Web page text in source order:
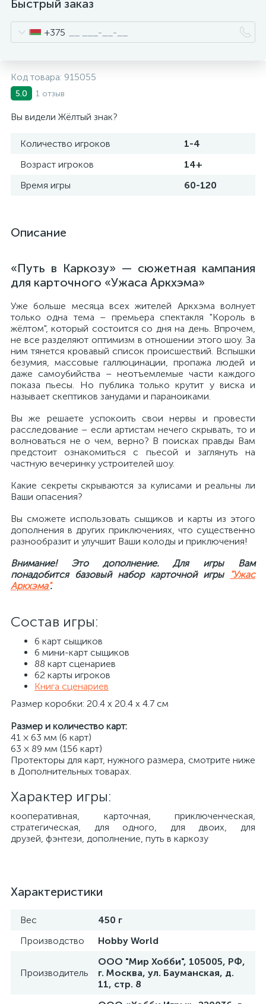
Быстрый заказ
+375
Код товара: 915055
5.0 1 отзыв
Вы видели Жёлтый знак?
Количество игроков
1-4
Возраст игроков
14+
Время игры
60-120
Описание
«Путь в Каркозу» — сюжетная кампания
для карточного «Ужаса Аркхэма»
Уже больше месяца всех жителей Аркхэма волнует
только одна тема – премьера спектакля "Король в
жёлтом", который состоится со дня на день. Впрочем,
не все разделяют оптимизм в отношении этого шоу. За
ним тянется кровавый список происшествий. Вспышки
безумия, массовые галлюцинации, пропажа людей и
даже самоубийства – неотъемлемые части каждого
показа пьесы. Но публика только крутит у виска и
называет скептиков занудами и параноиками.
Вы же решаете успокоить свои нервы и провести
расследование – если артистам нечего скрывать, то и
волноваться не о чем, верно? В поисках правды Вам
предстоит ознакомиться с пьесой и заглянуть на
частную вечеринку устроителей шоу.
Какие секреты скрываются за кулисами и реальны ли
Ваши опасения?
Вы сможете использовать сыщиков и карты из этого
дополнения в других приключениях, что существенно
разнообразит и улучшит Ваши колоды и приключения!
Внимание! Это дополнение. Для игры Вам
понадобится базовый набор карточной игры
"Ужас
Аркхэма".
Состав игры:
6 карт сыщиков
6 мини-карт сыщиков
88 карт сценариев
62 карты игроков
Книга сценариев
Размер коробки: 20.4 x 20.4 x 4.7 см
Размер и количество карт:
41 × 63 мм (6 карт)
63 × 89 мм (156 карт)
Протекторы для карт, нужного размера, смотрите ниже
в Дополнительных товарах.
Характер игры:
​кооперативная, карточная, приключенческая,
стратегическая, для одного, для двоих, для
друзей, фэнтези, дополнение, путь в каркозу
Характеристики
Вес
450 г
Производство
Hobby World
Производитель
ООО "Мир Хобби", 105005, РФ,
г. Москва, ул. Бауманская, д.
11, стр. 8